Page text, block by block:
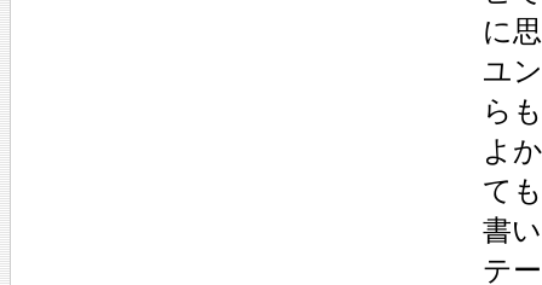
に
ユ
ら
よ
て
書
テ